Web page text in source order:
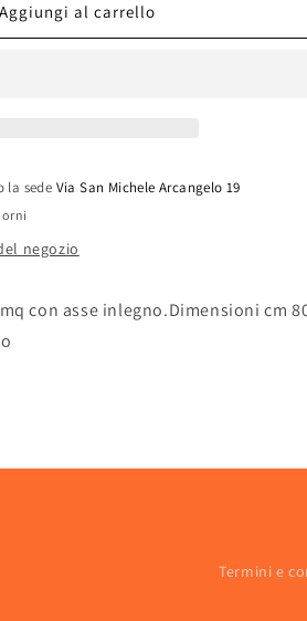
Aggiungi al carrello
la sede Via San Michele Arcangelo 19
negozio
con asse inlegno.Dimensioni cm
Termini e